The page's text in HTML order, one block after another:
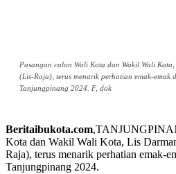
Pasangan calon Wali Kota dan Wakil Wali
(Lis-Raja), terus menarik perhatian emak-emak
Tanjungpinang 2024. F, dok
Beritaibukota.com
Kota dan Wakil Wali Kota, Lis
Raja), terus menarik perhatian emak-
Tanjungpinang 2024.